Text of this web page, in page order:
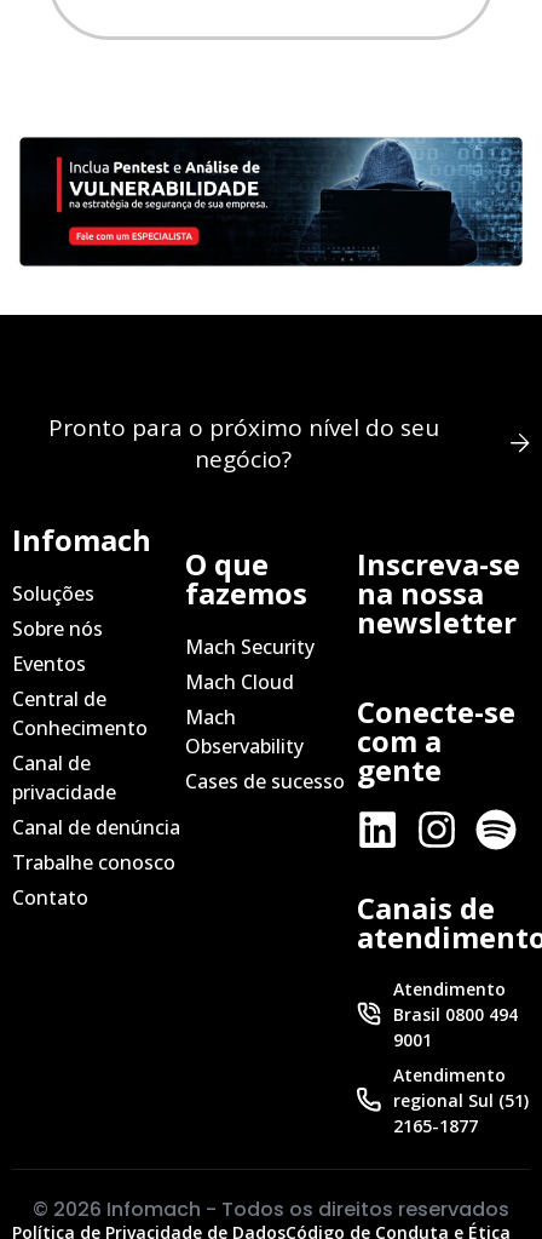
Pronto para o próximo nível do seu
negócio?
Infomach
Soluções
Sobre nós
Eventos
Central de
Conhecimento
Canal de
privacidade
Canal de denúncia
Trabalhe conosco
Contato
O que
fazemos
Mach Security
Mach Cloud
Mach
Observability
Cases de sucesso
Inscreva-se
na nossa
newsletter
Conecte-se
com a
gente
Canais de
Atendimento
Brasil 0800 494
9001
Atendimento
regional Sul (51)
2165-1877
© 2026 Infomach - Todos os direitos reservados
Política de Privacidade de DadosCódigo de Conduta e Ética